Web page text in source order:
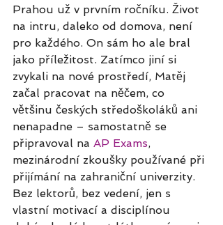
Prahou už v prvním ročníku. Život
na intru, daleko od domova, není
pro každého. On sám ho ale bral
jako příležitost. Zatímco jiní si
zvykali na nové prostředí, Matěj
začal pracovat na něčem, co
většinu českých středoškoláků ani
nenapadne – samostatně se
připravoval na AP Exams,
mezinárodní zkoušky používané při
přijímání na zahraniční univerzity.
Bez lektorů, bez vedení, jen s
vlastní motivací a disciplínou